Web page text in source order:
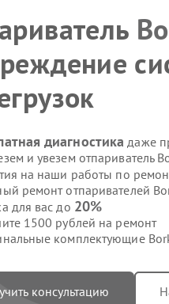
диагностика даже
и увезем отпариватель
на наши работы по
ремонт отпаривателей
для вас до 20%
1500 рублей на ремонт
комплектующие
консультацию